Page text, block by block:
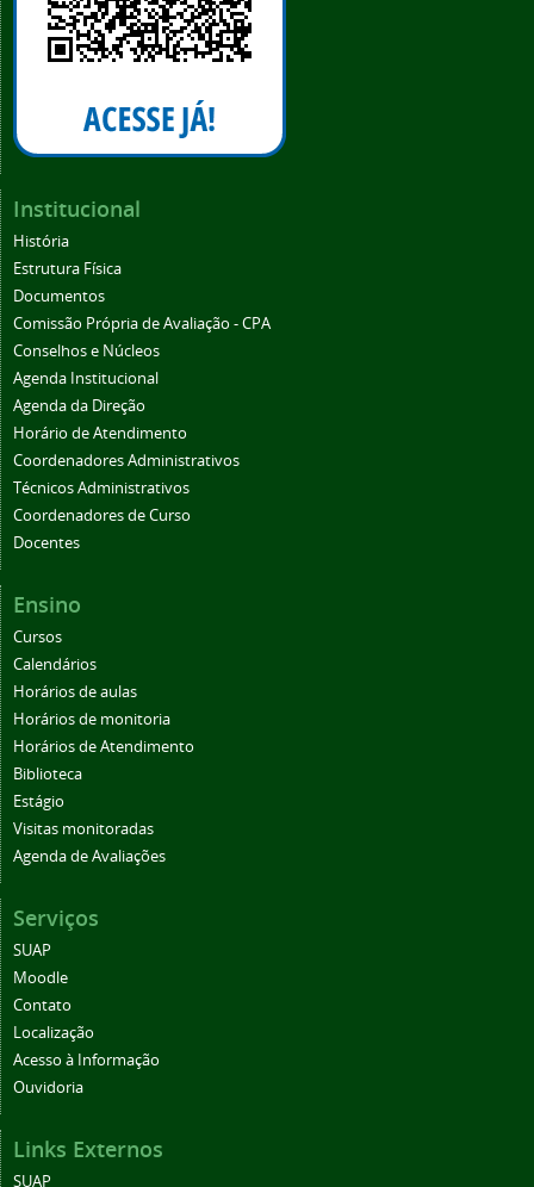
Institucional
História
Estrutura Física
Documentos
Comissão Própria de Avaliação - CPA
Conselhos e Núcleos
Agenda Institucional
Agenda da Direção
Horário de Atendimento
Coordenadores Administrativos
Técnicos Administrativos
Coordenadores de Curso
Docentes
Ensino
Cursos
Calendários
Horários de aulas
Horários de monitoria
Horários de Atendimento
Biblioteca
Estágio
Visitas monitoradas
Agenda de Avaliações
Serviços
SUAP
Moodle
Contato
Localização
Acesso à Informação
Ouvidoria
Links Externos
SUAP